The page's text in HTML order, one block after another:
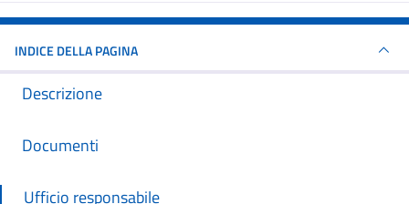
INDICE DELLA PAGINA
Descrizione
Documenti
Ufficio responsabile